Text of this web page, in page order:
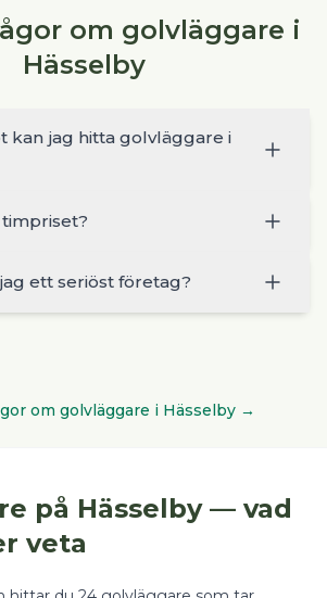
om golvläggare i
Hässelby
kan jag hitta golvläggare i
timpriset?
ett seriöst företag?
om golvläggare i Hässelby→
på Hässelby— vad
veta